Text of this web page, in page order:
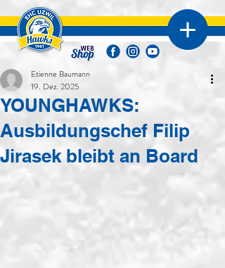
YOUNGHAWKS:
Ausbildungschef Filip
Jirasek bleibt an Board
Etienne Baumann
19. Dez. 2025